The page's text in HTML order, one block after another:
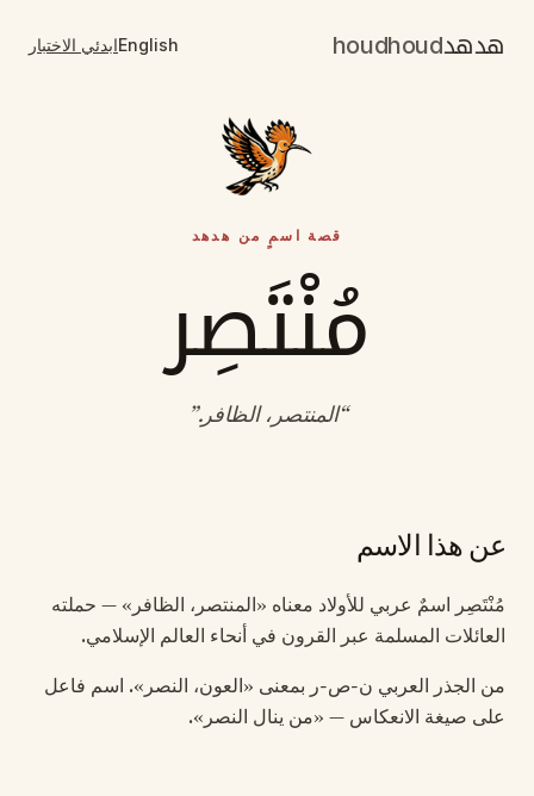
هدهدhoudhoud
Englishابدئي الاختبار
قصة اسمٍ من هدهد
مُنْتَصِر
“المنتصر، الظافر.”
عن هذا الاسم
مُنْتَصِر اسمٌ عربي للأولاد معناه «المنتصر، الظافر» — حملته
العائلات المسلمة عبر القرون في أنحاء العالم الإسلامي.
من الجذر العربي ن-ص-ر بمعنى «العون، النصر». اسم فاعل
على صيغة الانعكاس — «من ينال النصر».